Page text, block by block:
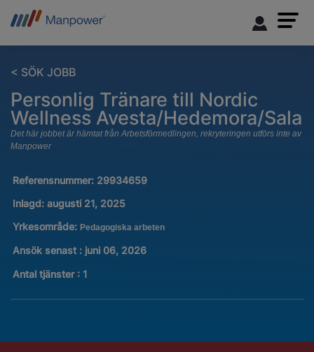
< SÖK JOBB
Personlig Tränare till Nordic
Wellness Avesta/Hedemora/Sala
Det här jobbet är hämtat från Arbetsförmedlingen, rekryteringen utförs inte av
Manpower
Referensnummer: 29934659
Inlagd: augusti 21, 2025
Yrkesområde: Pedagogiska arbeten
Ansök senast : juni 06, 2026
Antal tjänster : 1